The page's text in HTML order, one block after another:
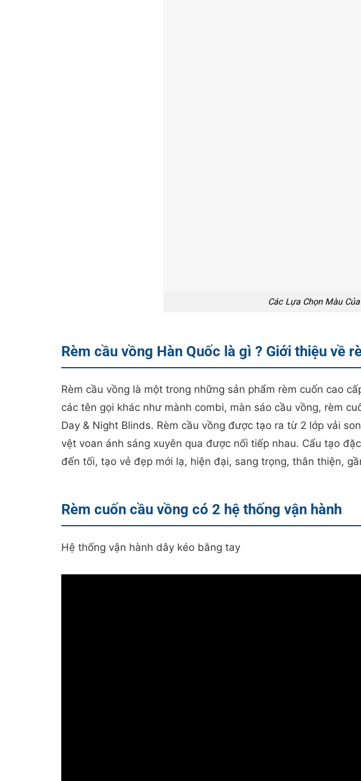
Các Lựa Chọn Màu
Rèm cầu vồng Hàn Quốc là gì ? Giới thiệu về
Rèm cầu vồng là một trong những sản phẩm rèm cuốn cao
các tên gọi khác như mành combi, màn sáo cầu vồng, rèm
Day & Night Blinds. Rèm cầu vồng được tạo ra từ 2 lớp vải
vệt voan ánh sáng xuyên qua được nối tiếp nhau. Cấu tạo
đến tối, tạo vẻ đẹp mới lạ, hiện đại, sang trọng, thân thiện,
Rèm cuốn cầu vồng có 2 hệ thống vận hành
Hệ thống vận hành dây kéo bằng tay